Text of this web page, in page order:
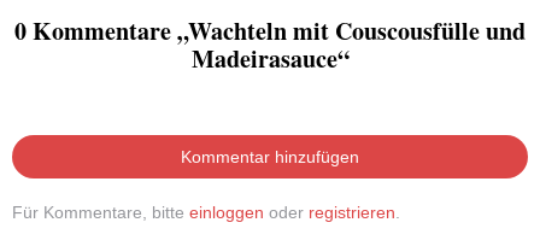
0 Kommentare „Wachteln mit Couscousfülle und
Madeirasauce“
Kommentar hinzufügen
Für Kommentare, bitte einloggen oder registrieren